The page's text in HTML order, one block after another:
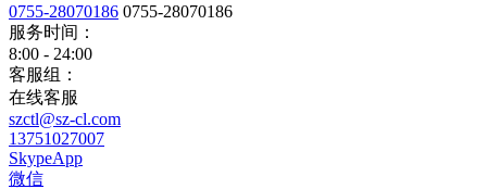
0755-28070186 0755-28070186
服务时间：
8:00 - 24:00
客服组：
在线客服
szctl@sz-cl.com
13751027007
SkypeApp
微信